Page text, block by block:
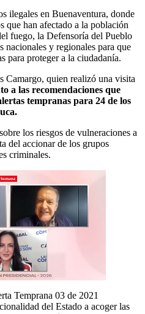
ilegales en Buenaventura, donde
que han afectado a la población
fuego, la Defensoría del Pueblo
nacionales y regionales para que
para proteger a la ciudadanía.
Camargo, quien realizó una visita
a las recomendaciones que
tempranas para 24 de los
los riesgos de vulneraciones a
del accionar de los grupos
criminales.
Temprana 03 de 2021
del Estado a acoger las